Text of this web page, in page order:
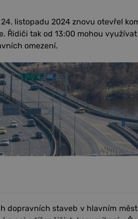
listopadu 2024 znovu otevřel
Řidiči tak od 13:00 mohou
omezení.
dopravních staveb v hlavním